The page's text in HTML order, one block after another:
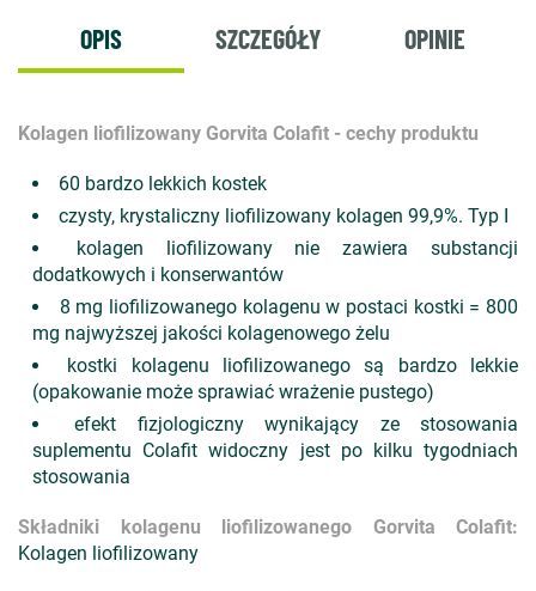
OPIS SZCZEGÓŁY OPINIE
Kolagen liofilizowany Gorvita Colafit - cechy produktu
60 bardzo lekkich kostek
czysty, krystaliczny liofilizowany kolagen 99,9%. Typ I
kolagen liofilizowany nie zawiera substancji
dodatkowych i konserwantów
8 mg liofilizowanego kolagenu w postaci kostki = 800
mg najwyższej jakości kolagenowego żelu
kostki kolagenu liofilizowanego są bardzo lekkie
(opakowanie może sprawiać wrażenie pustego)
efekt fizjologiczny wynikający ze stosowania
suplementu Colafit widoczny jest po kilku tygodniach
stosowania
Składniki kolagenu liofilizowanego Gorvita Colafit:
Kolagen liofilizowany